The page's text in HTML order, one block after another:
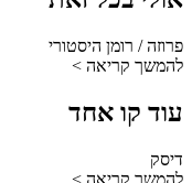
פרוזה / רומן היסטורי
להמשך קריאה >
עוד קו אחד
דיסק
להמשך קריאה >